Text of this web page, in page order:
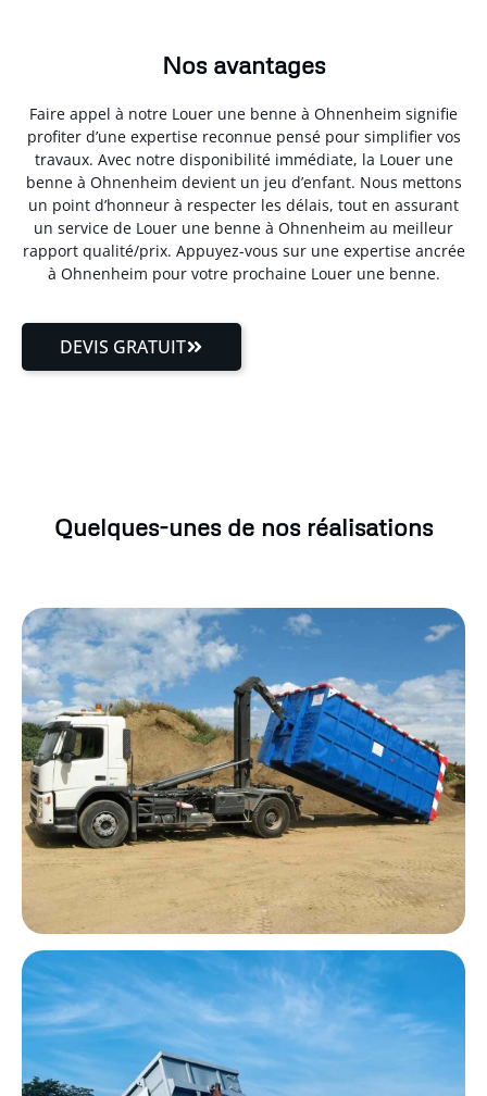
Nos avantages
Faire appel à notre Louer une benne à Ohnenheim signifie
profiter d’une expertise reconnue pensé pour simplifier vos
travaux. Avec notre disponibilité immédiate, la Louer une
benne à Ohnenheim devient un jeu d’enfant. Nous mettons
un point d’honneur à respecter les délais, tout en assurant
un service de Louer une benne à Ohnenheim au meilleur
rapport qualité/prix. Appuyez-vous sur une expertise ancrée
à Ohnenheim pour votre prochaine Louer une benne.
DEVIS GRATUIT
Quelques-unes de nos réalisations